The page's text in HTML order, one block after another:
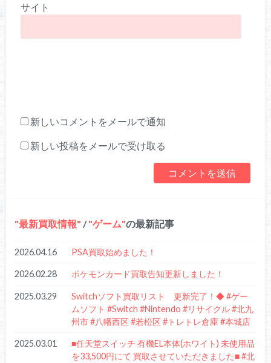
サイト
新しいコメントをメールで通知
新しい投稿をメールで受け取る
最新買取情報 / ゲーム の最新記事
2026.04.16 PSA買取始めました！
2026.02.28 ポケモンカード買取告知更新しました！
2025.03.29
Switchソフト買取リスト 更新完了！◆ #ゲー
ムソフト #Switch #Nintendo #リサイクル #北九
州市 #八幡西区 #若松区 #トレトレ倉庫 #本城店
2025.03.01
■任天堂スイッチ 有機EL本体(ホワイト) 未使用品
を33,500円にて 買取させていただきました■ #北